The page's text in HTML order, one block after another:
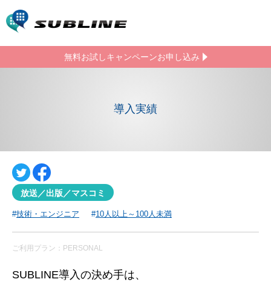
無料お試しキャンペーンお申し込み
導入実績
放送／出版／マスコミ
技術・エンジニア 10人以上～100人未満
ご利用プラン：PERSONAL
SUBLINE導⼊の決め⼿は、